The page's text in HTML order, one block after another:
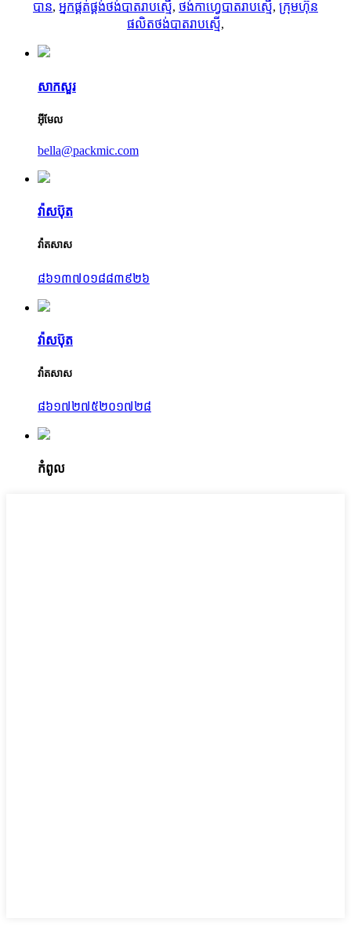
បាន, អ្នកផ្គត់ផ្គង់ថង់បាតរាបស្មើ, ថង់កាហ្វេបាតរាបស្មើ, ក្រុមហ៊ុន
ផលិតថង់បាតរាបស្មើ,
សាកសួរ
អ៊ីមែល
bella@packmic.com
វ៉ាសប៊ុត
វ៉ាតសាស
៨៦១៣៧០១៨៨៣៩២៦
វ៉ាសប៊ុត
វ៉ាតសាស
៨៦១៧២៧៥២០១៧២៨
កំពូល